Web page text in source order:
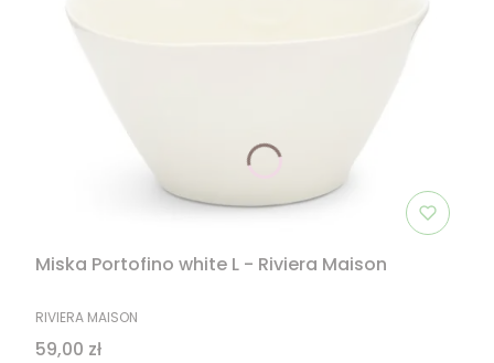
Miska Portofino white L - Riviera Maison
PRODUCENT
RIVIERA MAISON
Cena
59,00 zł